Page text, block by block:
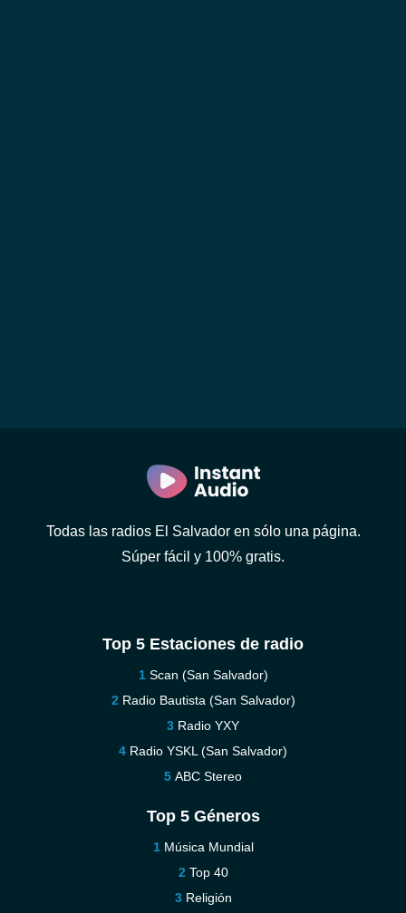
Todas las radios El Salvador en sólo una página.
Súper fácil y 100% gratis.
Top 5 Estaciones de radio
Scan (San Salvador)
Radio Bautista (San Salvador)
Radio YXY
Radio YSKL (San Salvador)
ABC Stereo
Top 5 Géneros
Música Mundial
Top 40
Religión